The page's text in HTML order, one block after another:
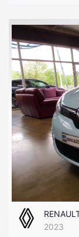
2023